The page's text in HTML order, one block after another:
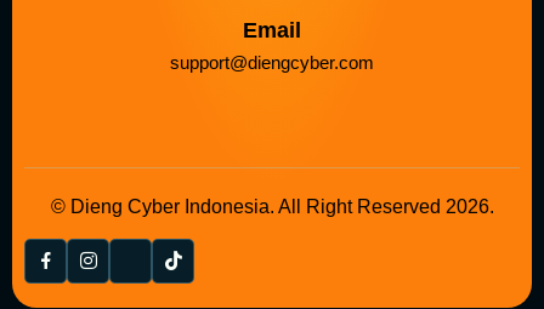
Email
support@diengcyber.com
© Dieng Cyber Indonesia. All Right Reserved 2026.